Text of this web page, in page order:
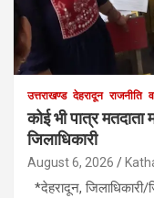
उत्तराखण्ड देहरादून राजनीति
कोई भी पात्र
जिलाधिकारी
August 6, 2026
*देहरादून, जिलाधिकारी/